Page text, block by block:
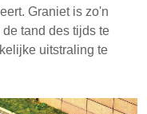
en
geschikt is voor
in natte
Graniet is zo'n
tand des tijds te
uitstraling te